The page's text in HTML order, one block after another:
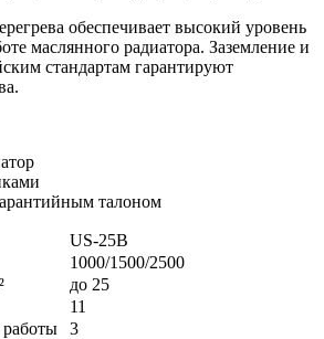
обеспечивает высокий уровень
маслянного радиатора. Заземление и
стандартам гарантируют
талоном
US-25B
1000/1500/2500
до 25
11
3